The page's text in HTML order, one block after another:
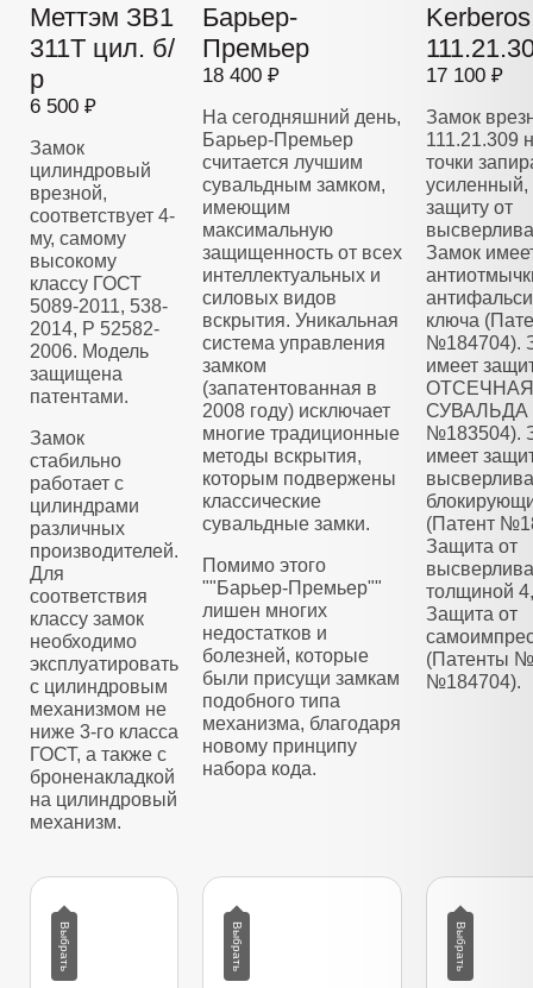
Меттэм ЗВ1
311Т цил. б/
р
6 500 ₽
Замок
цилиндровый
врезной,
соответствует 4-
му, самому
высокому
классу ГОСТ
5089-2011, 538-
2014, Р 52582-
2006. Модель
защищена
патентами.
Замок
стабильно
работает с
цилиндрами
различных
производителей.
Для
соответствия
классу замок
необходимо
эксплуатировать
с цилиндровым
механизмом не
ниже 3-го класса
ГОСТ, а также с
броненакладкой
на цилиндровый
механизм.
Барьер-
Премьер
18 400 ₽
На сегодняшний день,
Барьер-Премьер
считается лучшим
сувальдным замком,
имеющим
максимальную
защищенность от всех
интеллектуальных и
силовых видов
вскрытия. Уникальная
система управления
замком
(запатентованная в
2008 году) исключает
многие традиционные
методы вскрытия,
которым подвержены
классические
сувальдные замки.
Помимо этого
""Барьер-Премьер""
лишен многих
недостатков и
болезней, которые
были присущи замкам
подобного типа
механизма, благодаря
новому принципу
набора кода.
Kerberos
17 100 ₽
Замок
111.21.309
точки
усиленный,
защиту от
Замок
ключа
№184704).
имеет
ОТСЕЧНАЯ
СУВАЛЬДА
№183504).
имеет
(Патент
Защита от
толщиной
Защита от
(Патенты
№184704).